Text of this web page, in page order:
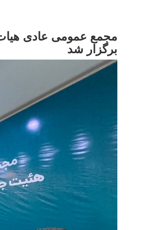
مجمع عمومی عادی
برگزار شد